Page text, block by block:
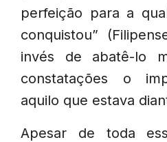
perfeição para a
conquistou”
invés de abatê-lo
constatações o
aquilo que estava
Apesar de toda